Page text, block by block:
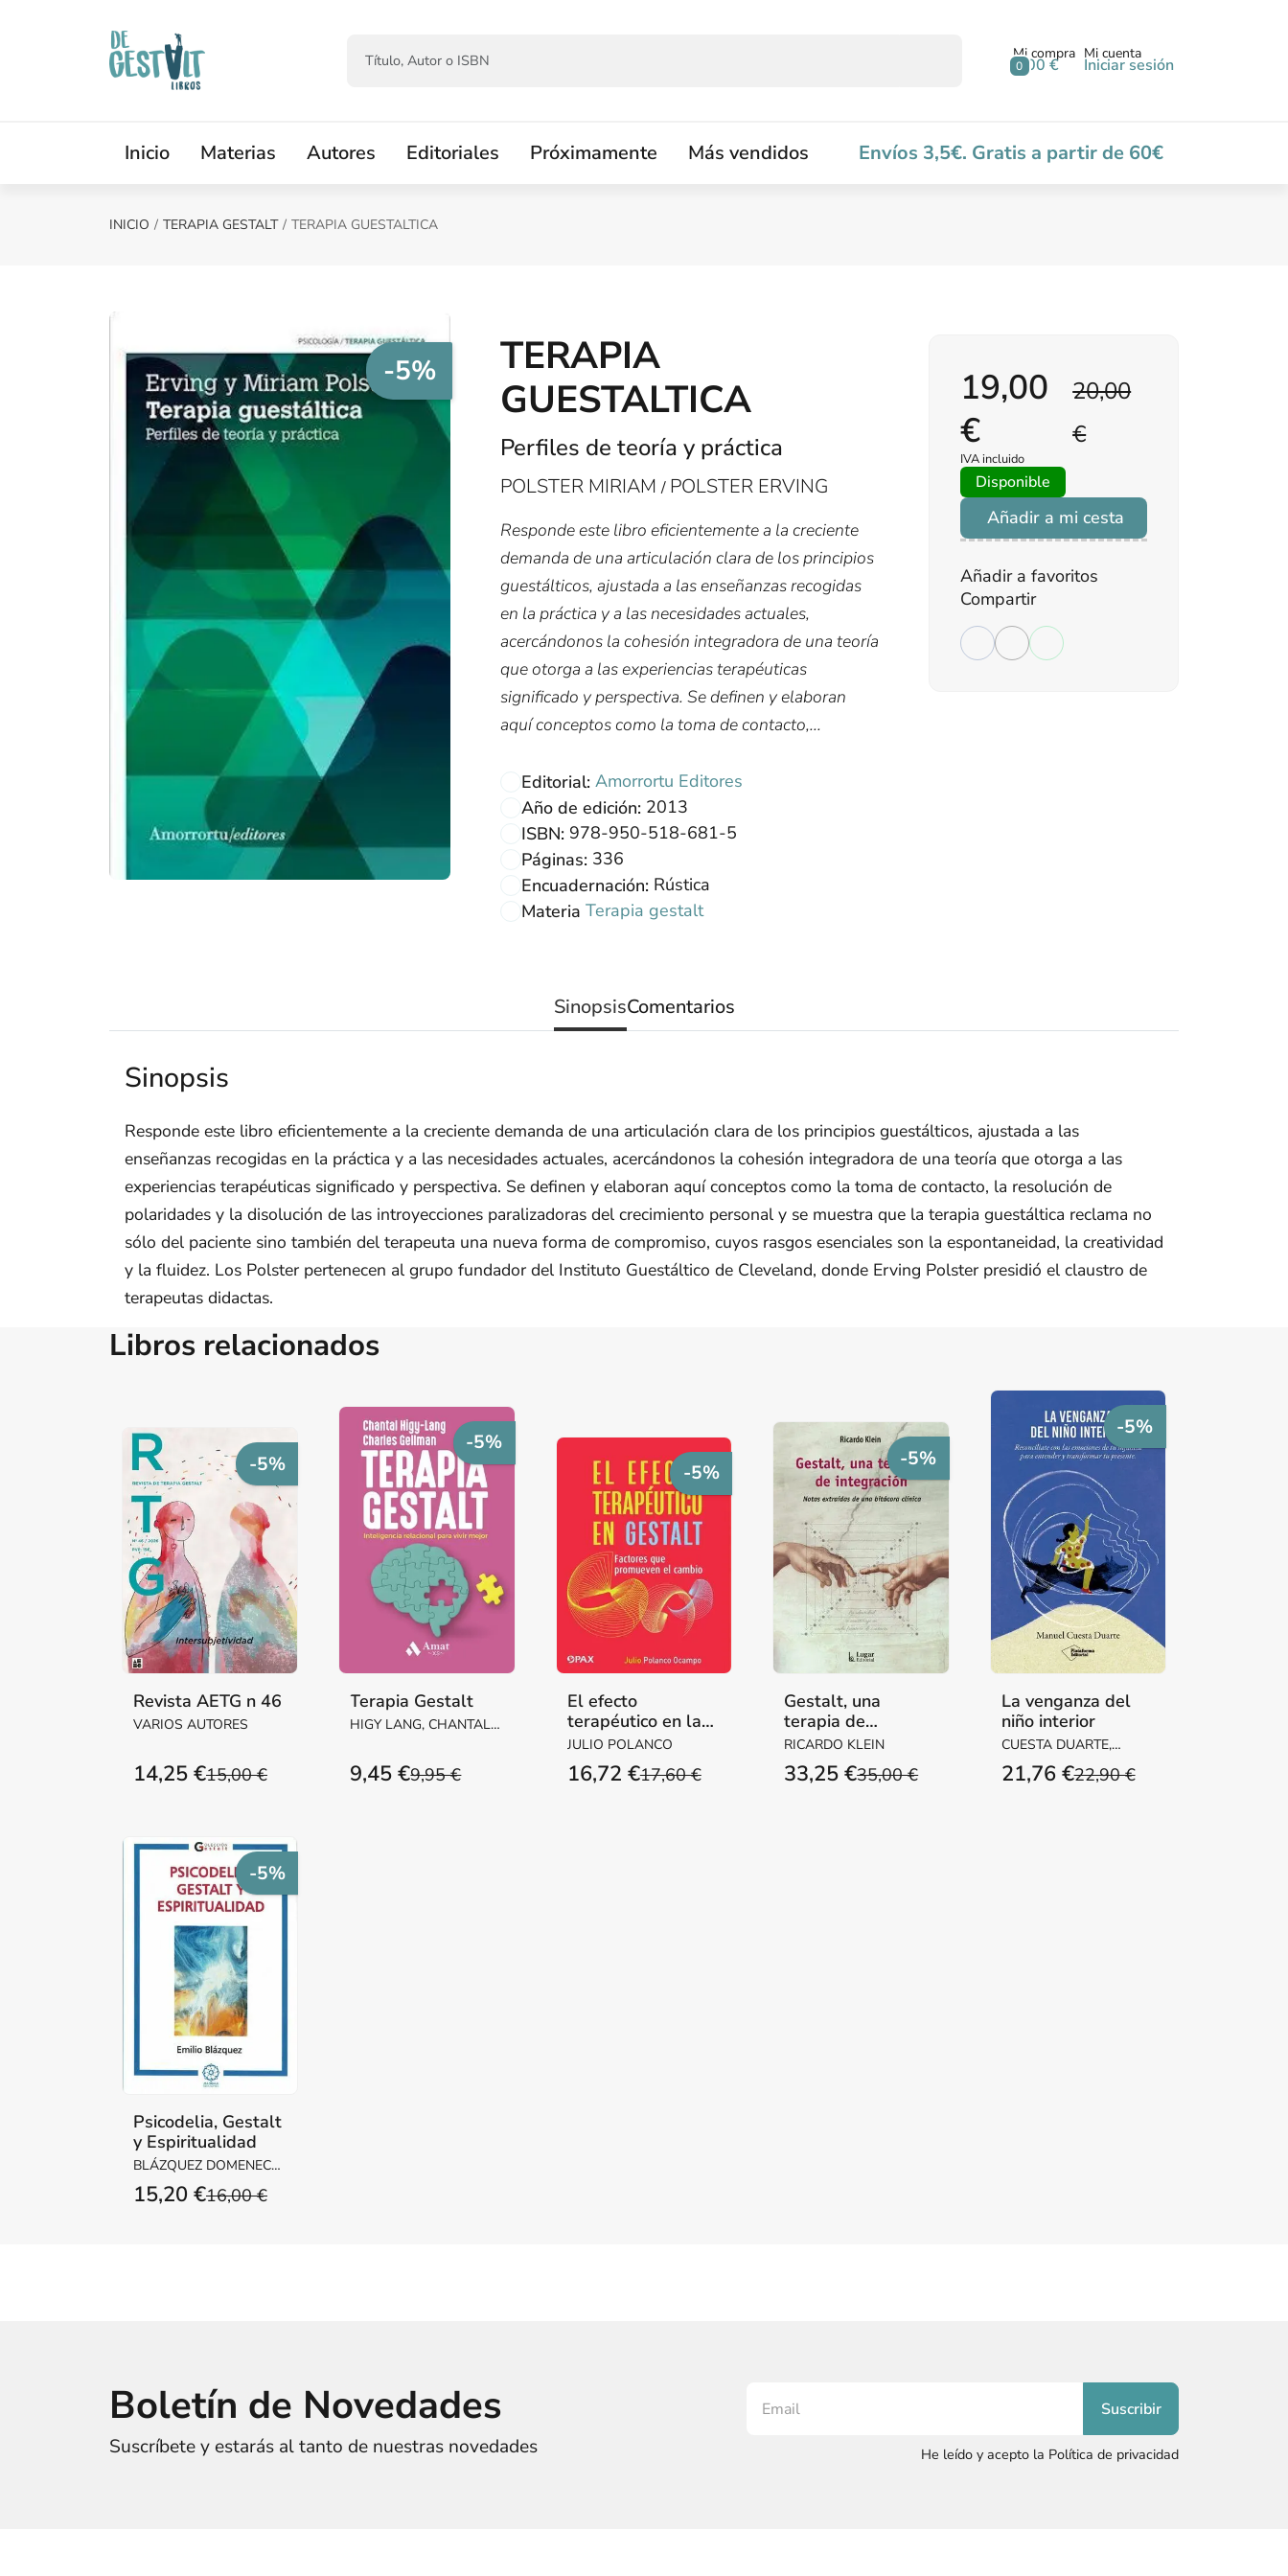
0
Mi compra
0,00 €
Mi cuenta
Iniciar sesión
Inicio Materias Autores Editoriales Próximamente Más vendidos Envíos 3,5€. Gratis a partir de 60€
INICIO TERAPIA GESTALT TERAPIA GUESTALTICA
-5%
TERAPIA
GUESTALTICA
Perfiles de teoría y práctica
POLSTER MIRIAM/ POLSTER ERVING
Responde este libro eficientemente a la creciente
demanda de una articulación clara de los principios
guestálticos, ajustada a las enseñanzas recogidas
en la práctica y a las necesidades actuales,
acercándonos la cohesión integradora de una teoría
que otorga a las experiencias terapéuticas
significado y perspectiva. Se definen y elaboran
aquí conceptos como la toma de contacto,...
Editorial: Amorrortu Editores
Año de edición: 2013
ISBN: 978-950-518-681-5
Páginas: 336
Encuadernación: Rústica
Materia Terapia gestalt
20,00
€
19,00
€
IVA incluido
Disponible
Añadir a mi cesta
Añadir a favoritos
Compartir
SinopsisComentarios
Sinopsis
Responde este libro eficientemente a la creciente demanda de una articulación clara de los principios guestálticos, ajustada a las
enseñanzas recogidas en la práctica y a las necesidades actuales, acercándonos la cohesión integradora de una teoría que otorga a las
experiencias terapéuticas significado y perspectiva. Se definen y elaboran aquí conceptos como la toma de contacto, la resolución de
polaridades y la disolución de las introyecciones paralizadoras del crecimiento personal y se muestra que la terapia guestáltica reclama no
sólo del paciente sino también del terapeuta una nueva forma de compromiso, cuyos rasgos esenciales son la espontaneidad, la creatividad
y la fluidez. Los Polster pertenecen al grupo fundador del Instituto Guestáltico de Cleveland, donde Erving Polster presidió el claustro de
terapeutas didactas.
Libros relacionados
-5%
Revista AETG n 46
VARIOS AUTORES
15,00 €
14,25 €
-5%
Terapia Gestalt
HIGY LANG, CHANTAL /
9,95 €
9,45 €
-5%
El efecto
terapéutico en la
Gestalt
JULIO POLANCO
17,60 €
16,72 €
-5%
Gestalt, una
terapia de
integración
RICARDO KLEIN
35,00 €
33,25 €
-5%
La venganza del
niño interior
CUESTA DUARTE,
MANUEL
22,90 €
21,76 €
-5%
Psicodelia, Gestalt
y Espiritualidad
BLÁZQUEZ DOMENECH,
EMILIO
16,00 €
15,20 €
Boletín de Novedades
Suscríbete y estarás al tanto de nuestras novedades He leído y acepto la Política de privacidad